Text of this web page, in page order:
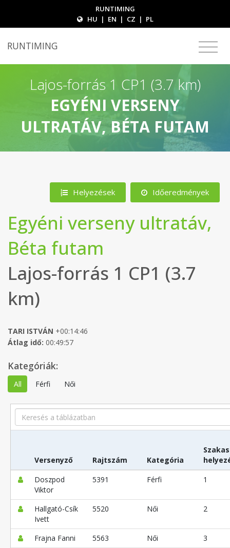
RUNTIMING
HU | EN | CZ | PL
RUNTIMING
Lajos-forrás 1 CP1 (3.7 km)
EGYÉNI VERSENY
ULTRATÁV, BÉTA FUTAM
Helyezések Időeredmények
Egyéni verseny ultratáv,
Béta futam
Lajos-forrás 1 CP1 (3.7
km)
TARI ISTVÁN +00:14:46
Átlag idő: 00:49:57
Kategóriák:
All Férfi Női
Search
Versenyző Rajtszám Kategória
Doszpod
Viktor
5391 Férfi 1
Hallgató-Csík
Ivett
5520 Női 2
Frajna Fanni 5563 Női
3